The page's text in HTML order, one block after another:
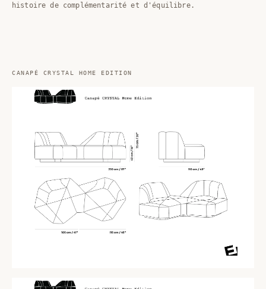
histoire de complémentarité et d'équilibre.
CANAPÉ CRYSTAL HOME EDITION